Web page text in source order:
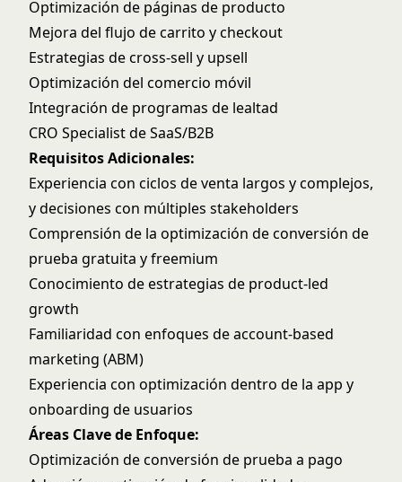
Optimización de páginas de producto
Mejora del flujo de carrito y checkout
Estrategias de cross-sell y upsell
Optimización del comercio móvil
Integración de programas de lealtad
CRO Specialist de SaaS/B2B
Requisitos Adicionales:
Experiencia con ciclos de venta largos y complejos,
y decisiones con múltiples stakeholders
Comprensión de la optimización de conversión de
prueba gratuita y freemium
Conocimiento de estrategias de product-led
growth
Familiaridad con enfoques de account-based
marketing (ABM)
Experiencia con optimización dentro de la app y
onboarding de usuarios
Áreas Clave de Enfoque:
Optimización de conversión de prueba a pago